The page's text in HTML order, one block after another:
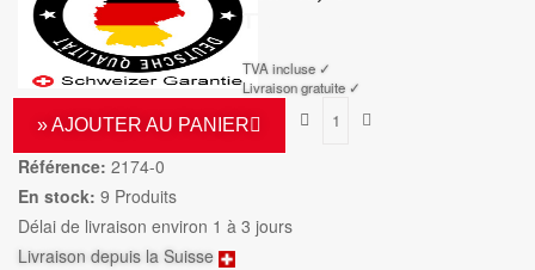
TTC
TVA incluse ✓
Livraison gratuite ✓
» AJOUTER AU PANIER
Référence: 2174-0
En stock: 9 Produits
Délai de livraison environ 1 à 3 jours
Livraison depuis la Suisse